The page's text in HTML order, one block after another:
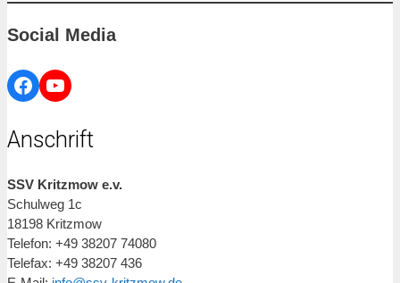
Social Media
Facebook
YouTube
Anschrift
SSV Kritzmow e.v.
Schulweg 1c
18198 Kritzmow
Telefon: +49 38207 74080
Telefax: +49 38207 436